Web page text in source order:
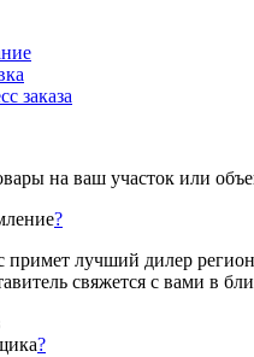
заказа
на ваш участок или
?
примет лучший дилер
свяжется с вами в
?